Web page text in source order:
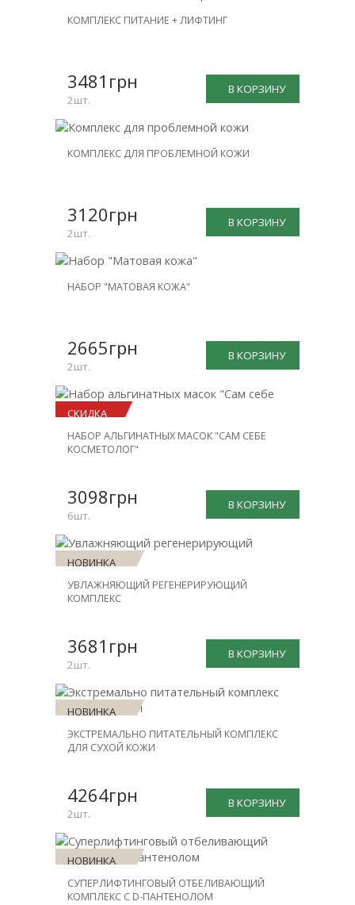
НОВИНКА
-26%
КОМПЛЕКС ПИТАНИЕ + ЛИФТИНГ
В КОРЗИНУ
3481грн
2шт.
НОВИНКА
-26%
КОМПЛЕКС ДЛЯ ПРОБЛЕМНОЙ КОЖИ
В КОРЗИНУ
3120грн
2шт.
НОВИНКА
-25%
НАБОР "МАТОВАЯ КОЖА"
В КОРЗИНУ
2665грн
2шт.
СКИДКА
-23%
НАБОР АЛЬГИНАТНЫХ МАСОК "САМ СЕБЕ
КОСМЕТОЛОГ"
В КОРЗИНУ
3098грн
6шт.
НОВИНКА
СКИДКА
УВЛАЖНЯЮЩИЙ РЕГЕНЕРИРУЮЩИЙ
КОМПЛЕКС
В КОРЗИНУ
3681грн
2шт.
НОВИНКА
СКИДКА
ЭКСТРЕМАЛЬНО ПИТАТЕЛЬНЫЙ КОМПЛЕКС
ДЛЯ СУХОЙ КОЖИ
В КОРЗИНУ
4264грн
2шт.
НОВИНКА
СКИДКА
СУПЕРЛИФТИНГОВЫЙ ОТБЕЛИВАЮЩИЙ
КОМПЛЕКС С D-ПАНТЕНОЛОМ